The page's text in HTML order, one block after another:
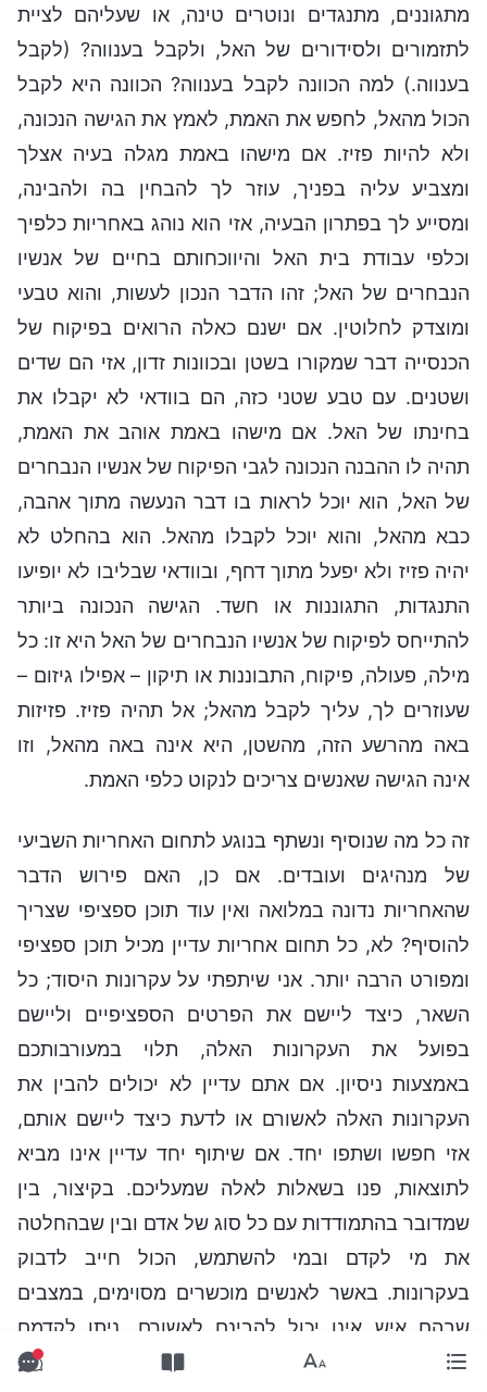
מתגוננים, מתנגדים ונוטרים טינה, או שעליהם לציית
לתזמורים ולסידורים של האל, ולקבל בענווה? (לקבל
בענווה.) למה הכוונה לקבל בענווה? הכוונה היא לקבל
הכול מהאל, לחפש את האמת, לאמץ את הגישה הנכונה,
ולא להיות פזיז. אם מישהו באמת מגלה בעיה אצלך
ומצביע עליה בפניך, עוזר לך להבחין בה ולהבינה,
ומסייע לך בפתרון הבעיה, אזי הוא נוהג באחריות כלפיך
וכלפי עבודת בית האל והיווכחותם בחיים של אנשיו
הנבחרים של האל; זהו הדבר הנכון לעשות, והוא טבעי
ומוצדק לחלוטין. אם ישנם כאלה הרואים בפיקוח של
הכנסייה דבר שמקורו בשטן ובכוונות זדון, אזי הם שדים
ושטנים. עם טבע שטני כזה, הם בוודאי לא יקבלו את
בחינתו של האל. אם מישהו באמת אוהב את האמת,
תהיה לו ההבנה הנכונה לגבי הפיקוח של אנשיו הנבחרים
של האל, הוא יוכל לראות בו דבר הנעשה מתוך אהבה,
כבא מהאל, והוא יוכל לקבלו מהאל. הוא בהחלט לא
יהיה פזיז ולא יפעל מתוך דחף, ובוודאי שבליבו לא יופיעו
התנגדות, התגוננות או חשד. הגישה הנכונה ביותר
להתייחס לפיקוח של אנשיו הנבחרים של האל היא זו: כל
מילה, פעולה, פיקוח, התבוננות או תיקון – אפילו גיזום –
שעוזרים לך, עליך לקבל מהאל; אל תהיה פזיז. פזיזות
באה מהרשע הזה, מהשטן, היא אינה באה מהאל, וזו
אינה הגישה שאנשים צריכים לנקוט כלפי האמת.
זה כל מה שנוסיף ונשתף בנוגע לתחום האחריות השביעי
של מנהיגים ועובדים. אם כן, האם פירוש הדבר
שהאחריות נדונה במלואה ואין עוד תוכן ספציפי שצריך
להוסיף? לא, כל תחום אחריות עדיין מכיל תוכן ספציפי
ומפורט הרבה יותר. אני שיתפתי על עקרונות היסוד; כל
השאר, כיצד ליישם את הפרטים הספציפיים וליישם
בפועל את העקרונות האלה, תלוי במעורבותכם
באמצעות ניסיון. אם אתם עדיין לא יכולים להבין את
העקרונות האלה לאשורם או לדעת כיצד ליישם אותם,
אזי חפשו ושתפו יחד. אם שיתוף יחד עדיין אינו מביא
לתוצאות, פנו בשאלות לאלה שמעליכם. בקיצור, בין
שמדובר בהתמודדות עם כל סוג של אדם ובין שבהחלטה
את מי לקדם ובמי להשתמש, הכול חייב לדבוק
בעקרונות. באשר לאנשים מוכשרים מסוימים, במצבים
שבהם איש אינו יכול להבינם לאשורם, ניתן לקדמם
ולהשתמש בהם באופן ראשוני בהתאם לצרכים של